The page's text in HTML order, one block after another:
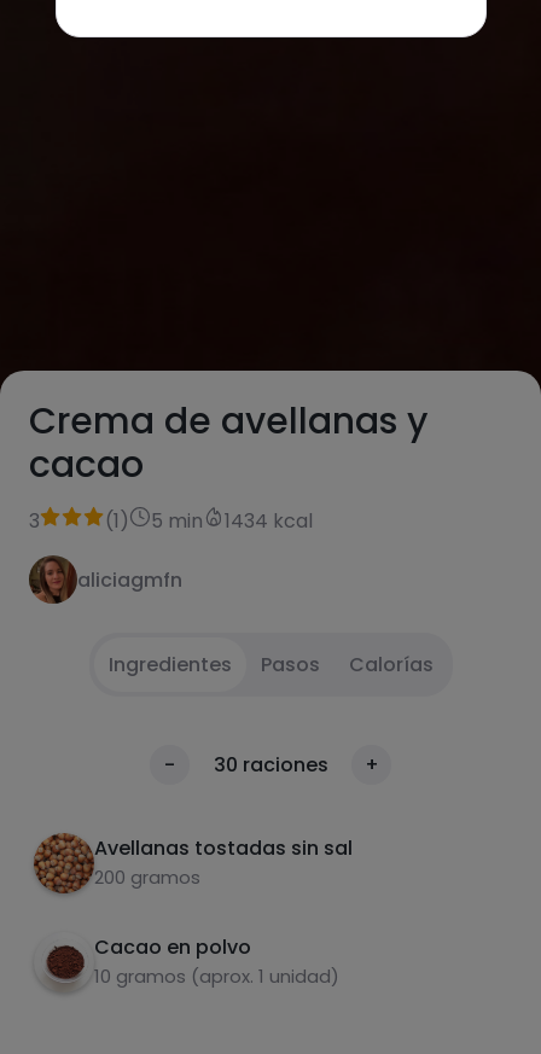
Crema de avellanas y
cacao
3 (1) 5 min 1434 kcal
aliciagmfn
Ingredientes Pasos Calorías
- 30 raciones +
Avellanas tostadas sin sal
200 gramos
Cacao en polvo
10 gramos (aprox. 1 unidad)
Poner las avellanas en un vaso batidor y batir
hasta conseguir textura deseada
2 Añadir el cacao y remover